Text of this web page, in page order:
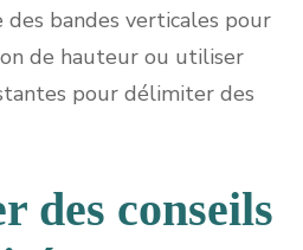
des bandes verticales pour
de hauteur ou utiliser
pour délimiter des
des conseils